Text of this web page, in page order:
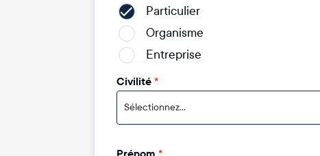
Particulier
Organisme
Entreprise
Civilité*
Sélectionnez...